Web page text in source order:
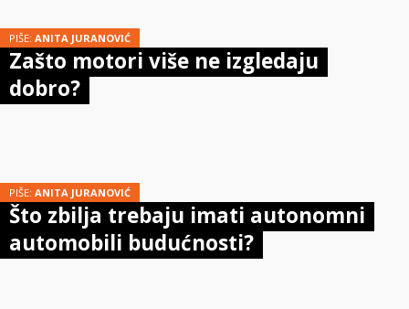
PIŠE: ANITA JURANOVIĆ
Zašto motori više ne izgledaju
dobro?
PIŠE: ANITA JURANOVIĆ
Što zbilja trebaju imati autonomni
automobili budućnosti?